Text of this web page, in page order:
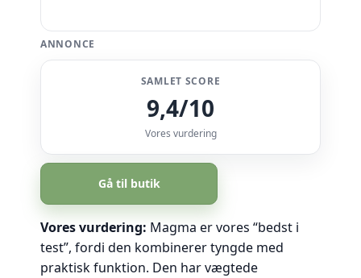
ANNONCE
SAMLET SCORE
9,4/10
Vores vurdering
Gå til butik
Vores vurdering: Magma er vores “bedst i
test”, fordi den kombinerer tyngde med
praktisk funktion. Den har vægtede